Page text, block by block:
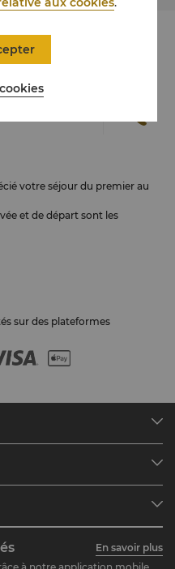
Mauritius
votre séjour du premier au
et de départ sont les
sur des plateformes
En savoir plus